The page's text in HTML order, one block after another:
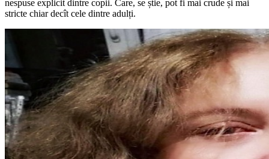
nespuse explicit dintre copii. Care, se știe, pot fi mai crude și mai
stricte chiar decît cele dintre adulți.